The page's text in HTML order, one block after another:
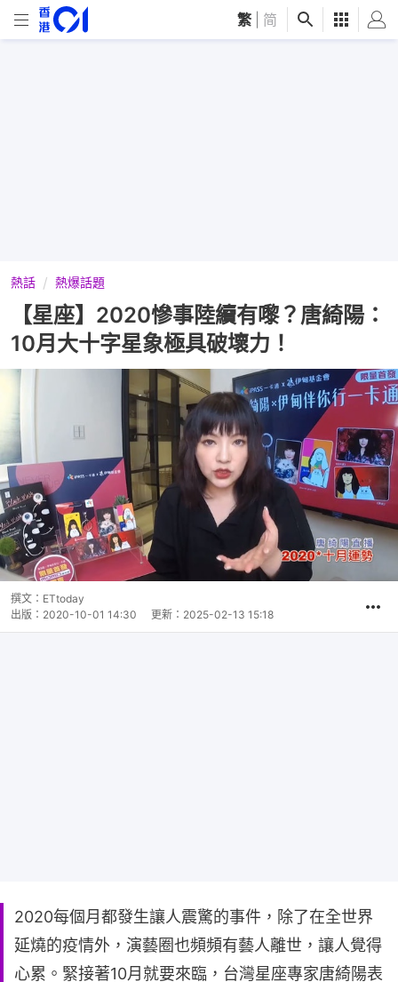
繁 简
熱話 熱爆話題
【星座】2020慘事陸續有嚟？唐綺陽：
10月大十字星象極具破壞力！
撰文： ETtoday
出版： 2020-10-01 14:30 更新： 2025-02-13 15:18
2020每個月都發生讓人震驚的事件，除了在全世界
延燒的疫情外，演藝圈也頻頻有藝人離世，讓人覺得
心累。緊接著10月就要來臨，台灣星座專家唐綺陽表